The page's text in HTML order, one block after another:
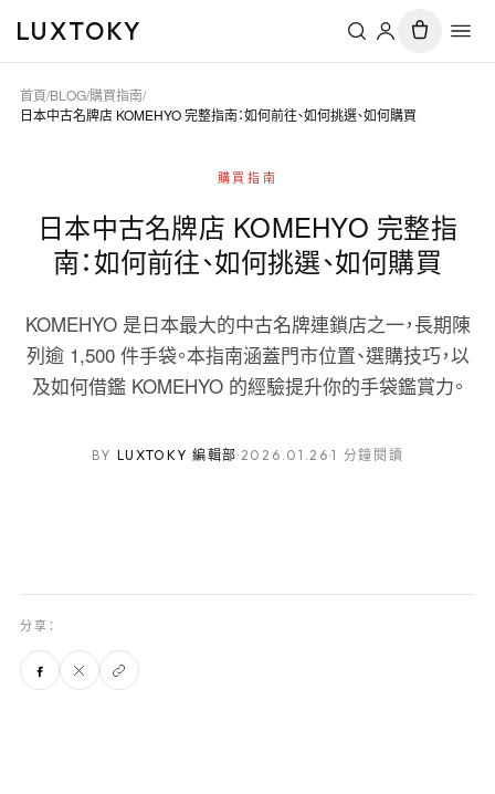
LUXTOKY
首頁/BLOG/購買指南/
日本中古名牌店 KOMEHYO 完整指南：如何前往、如何挑選、如何購買
購買指南
日本中古名牌店 KOMEHYO 完整指
南：如何前往、如何挑選、如何購買
KOMEHYO 是日本最大的中古名牌連鎖店之一，長期陳
列逾 1,500 件手袋。本指南涵蓋門市位置、選購技巧，以
及如何借鑑 KOMEHYO 的經驗提升你的手袋鑑賞力。
BY LUXTOKY 編輯部·2026.01.26·1 分鐘閱讀
分享：